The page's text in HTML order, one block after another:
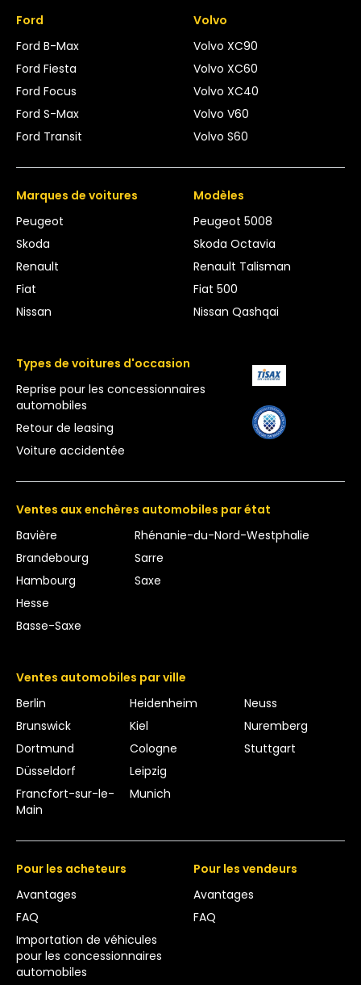
Ford
Ford B-Max
Ford Fiesta
Ford Focus
Ford S-Max
Ford Transit
Volvo
Volvo XC90
Volvo XC60
Volvo XC40
Volvo V60
Volvo S60
Marques de voitures
Peugeot
Skoda
Renault
Fiat
Nissan
Modèles
Peugeot 5008
Skoda Octavia
Renault Talisman
Fiat 500
Nissan Qashqai
Types de voitures d'occasion
Reprise pour les concessionnaires
automobiles
Retour de leasing
Voiture accidentée
Ventes aux enchères automobiles par état
Bavière
Brandebourg
Hambourg
Hesse
Basse-Saxe
Rhénanie-du-Nord-Westphalie
Sarre
Saxe
Ventes automobiles par ville
Berlin
Brunswick
Dortmund
Düsseldorf
Francfort-sur-le-
Main
Heidenheim
Kiel
Cologne
Leipzig
Munich
Neuss
Nuremberg
Stuttgart
Pour les acheteurs
Avantages
FAQ
Importation de véhicules
pour les concessionnaires
automobiles
Pour les vendeurs
Avantages
FAQ